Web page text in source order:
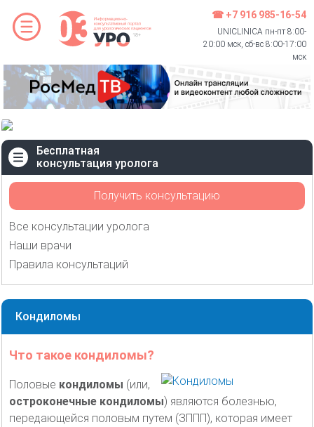
☎ +7 916 985-16-54
UNICLINICA пн-пт 8:00-
20:00 мск, сб-вс 8:00-17:00
мск
Бесплатная
консультация уролога
Получить консультацию
Все консультации уролога
Наши врачи
Правила консультаций
Кондиломы
Что такое кондиломы?
Половые кондиломы (или,
остроконечные кондиломы) являются болезнью,
передающейся половым путем (ЗППП), которая имеет